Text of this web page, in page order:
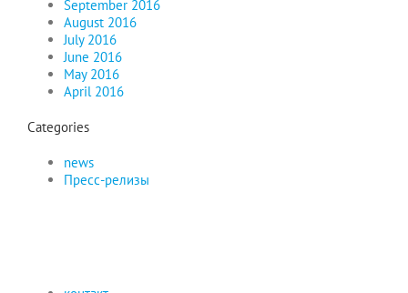
September 2016
August 2016
July 2016
June 2016
May 2016
April 2016
Categories
news
Пресс-релизы